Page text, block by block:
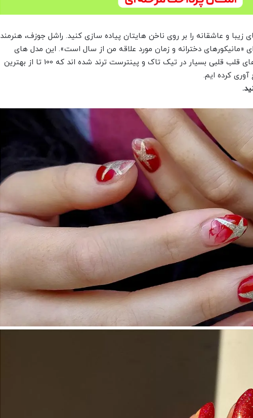
و عاشقانه را بر روی ناخن هایتان پیاده سازی کنید. راشل جوزف، هنرمند
«مانیکورهای دخترانه و زمان مورد علاقه من از سال است». این مدل های
ناخن زیبای قرمز و صورتی با طرح های قلب قلبی بسیار در تیک تاک و پینترست ترند شده اند که 100 تا از بهترین
آوری کرده ایم.